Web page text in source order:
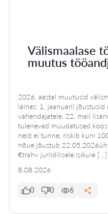
Välismaalase
muutus
2026. aastal muutusid
laines: 1. jaanuaril
vahendajatele, 22. mail
tulenevad muudatused
neid ei tunne, riskib kuni
nõue jõustub
€trahv juriidilisele isikule […]
8.08.2026
0 0 6